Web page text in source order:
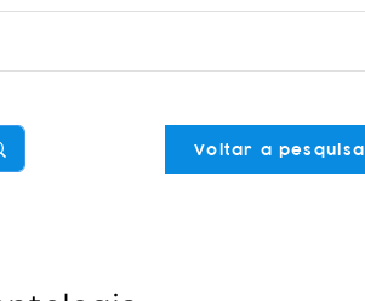
Voltar a pesquisa